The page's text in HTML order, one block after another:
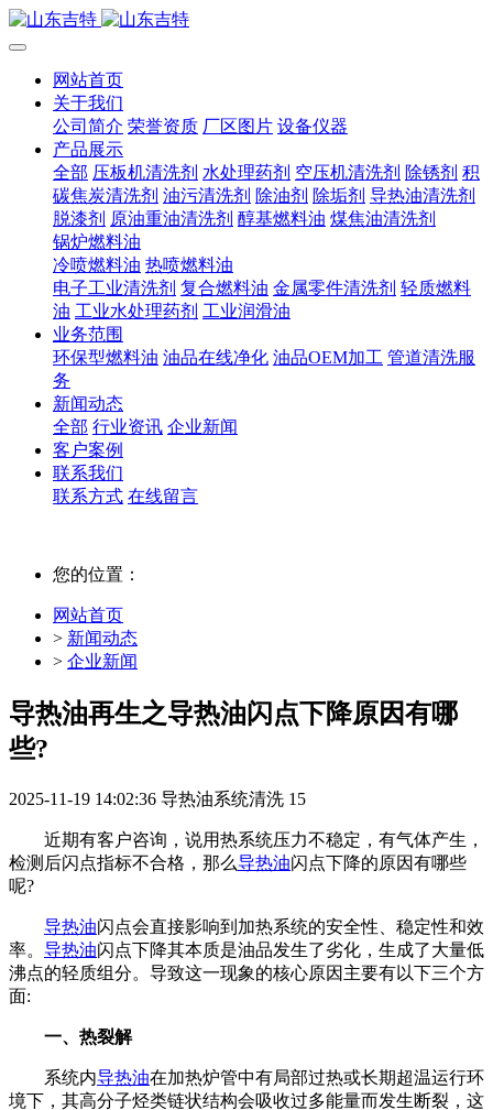
网站首页
关于我们
公司简介 荣誉资质 厂区图片 设备仪器
产品展示
全部 压板机清洗剂 水处理药剂 空压机清洗剂 除锈剂 积
碳焦炭清洗剂 油污清洗剂 除油剂 除垢剂 导热油清洗剂
脱漆剂 原油重油清洗剂 醇基燃料油 煤焦油清洗剂
锅炉燃料油
冷喷燃料油 热喷燃料油
电子工业清洗剂 复合燃料油 金属零件清洗剂 轻质燃料
油 工业水处理药剂 工业润滑油
业务范围
环保型燃料油 油品在线净化 油品OEM加工 管道清洗服
务
新闻动态
全部 行业资讯 企业新闻
客户案例
联系我们
联系方式 在线留言
您的位置：
网站首页
> 新闻动态
> 企业新闻
导热油再生之导热油闪点下降原因有哪
些?
2025-11-19 14:02:36 导热油系统清洗 15
近期有客户咨询，说用热系统压力不稳定，有气体产生，
检测后闪点指标不合格，那么导热油闪点下降的原因有哪些
呢?
导热油闪点会直接影响到加热系统的安全性、稳定性和效
率。 导热油闪点下降其本质是油品发生了劣化，生成了大量低
沸点的轻质组分。导致这一现象的核心原因主要有以下三个方
面:
一、热裂解
系统内导热油在加热炉管中有局部过热或长期超温运行环
境下，其高分子烃类链状结构会吸收过多能量而发生断裂，这